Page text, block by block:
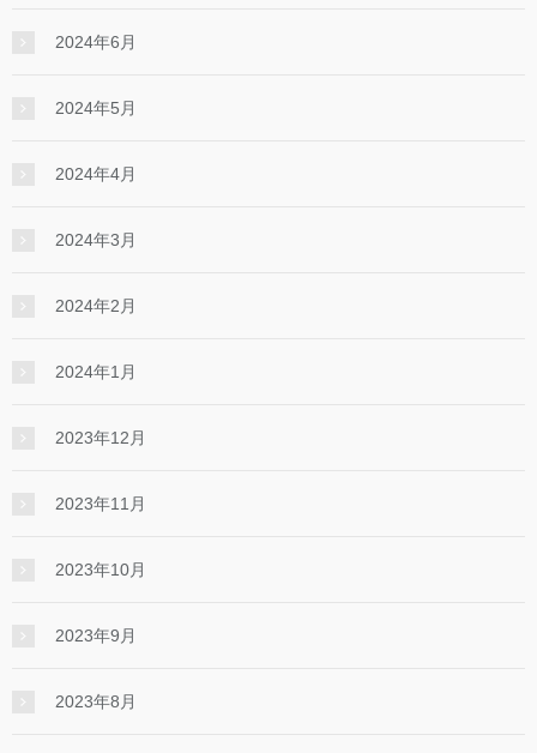
2024年6月
2024年5月
2024年4月
2024年3月
2024年2月
2024年1月
2023年12月
2023年11月
2023年10月
2023年9月
2023年8月